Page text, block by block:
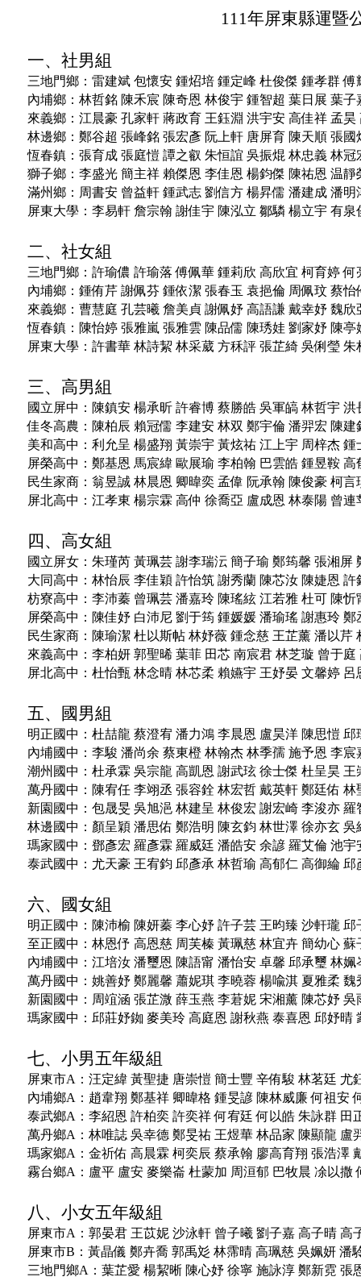
111年屏東縣運暨
一、社男組
三地門鄉： 雷建斌 包懷安 鍾炤培 鍾定峰 杜俊傑 鍾孝群傅
內埔鄉： 林哲銘 陳禾宸 陳奇恩 林俊宇 鍾智超 葉日展 葉子
來義鄉： 江晨豪 孔家軒 蔣政育 王鈺淵 洪宇安 高佳祥 孟昊
林邊鄉： 鄭谷超 張峰銘 張宏彥 阮上軒 唐屏育 陳天順 張國
恆春鎮： 張育成 張庭愷 譚之叡 朱恒誼 吳振焜 林忠義 林冠
獅子鄉： 李盛光 簡主祥 賴傑恩 李佳恩 楊鈞傑 陳祐恩 温靜
滿州鄉： 周書安 曾益軒 鍾武志 劉信方 楊昇儒 潘建成 潘明
屏東大學： 李易軒 詹宗翰 謝佳宇 陳泓立 鄒驎 楊立宇 有泉
二、社女組
三地門鄉： 許瑜儂 許瑜落傅佩華 鍾莉欣 高欣宜 柯育婷何
內埔鄉： 鍾侑芹 謝佩芬 鍾依潔 張春玉 袁挹倫 周佩玟 蔡怡
來義鄉： 曹慧庭 孔芸曦 詹美貞 謝佩妤 高語謙 戴幸妤 魏欣
恆春鎮： 陳怡婷 張雅嵐 張雅雲 陳品儒 陳琇娃 劉家妤 陳亭
屏東大學： 許書華 林詩絜 林采葳 方秝評 張芷綺 吳俐瑩 朱
三、高男組
國立屏中： 陳鎮安 楊承昕 許睿博 蔡勝皓 吳軍皜 林哲宇 洪
佳冬高農： 陳柏辰 賴冠儒 李建安 林双 鄭宇倫 潘羿宏 陳建
美和高中： 利允呈 楊盛翔 黃崇宇 黃炫祐 江上宇 周梓杰 鍾
屏榮高中： 鄭基恩 馬宸緯 歐展瑜 李柏翰 巴雲皓 鍾昱鞍 高
民生家商： 翁昱誠 林晨恩 卿暐奕 孟偉 阮承翰 陳俊豪 柯言
屏北高中： 江孝東 楊宗霖 高仲 徐喬亞 盧成恩 林泰陽 曾連
四、高女組
國立屏女： 朱瑾芮 黃珮芸 謝李瑞沄 簡子瑜 鄭筠馨 張湘屏
大同高中： 林怡辰 李佳穎 許怡筑 謝秀蘭 陳芯汝 陳婕恩 許
枋寮高中： 李沛蓁 曾珮芸 潘嘉玲 陳瑤絃 江若雅 杜可 陳忻
屏榮高中： 陳佳妤 白沛尼 劉于筠 鍾媛媛 潘瑜瑤 謝惠玲 鄭
民生家商： 陳瑜潔 杜以斯帖 林妤薇 鍾念慈 王芷薰 潘以芹
來義高中： 李柏妍 郭聖晞 葉菲 田芯 南宸君 林芝璇 曾于庭
屏北高中： 杜怡甄 林念晴 林芯柔 賴嬿宇 王妤晏 文馨婷 呂
五、國男組
明正國中： 杜喆龍 蔡澄宥 潘力鴻 李晨恩 盧昊洋 陳思愷 邱
內埔國中： 李駿 潘尚余 蔡東橙 林翰杰 林季孺 施予恩 李宸
潮州國中： 杜承霖 吳宗龍 高凱恩 謝武玹 徐士傑 杜呈昊 王
萬丹國中： 陳宥任 李翊丞 張容銓 林宏哲 戴英軒 鄭廷佑 林
新園國中： 包晟旻 吳旭浥 林建呈 林俊宏 謝宏崎 李浚亦 羅
林邊國中： 顏呈穎 潘思佑 鄭浩明 陳玄鈞 林世澤 徐亦玄 吳
瑪家國中： 鄧彥宏 羅彥霖 羅威廷 潘皓安 余諺 羅艾倫 池宇
泰武國中： 尤天豪 王宥鈞 邱彥承 林哲瑜 高郁仁 高御綸 邱
六、國女組
明正國中： 陳沛榆 陳妍蓁 李心妤 許子芸 王昀臻 沙軒瓏 邱
至正國中： 林恩伃 高恩慈 周芙榛 黃珮慈 林宜卉 簡幼心 蘇
內埔國中： 江培汝 潘璽恩 陳語甯 潘怡安 卓馨 邱承璽 林姵
萬丹國中： 姚善妤 鄭麗馨 蕭妮琪 李曉蓉 楊喩淇 夏雅柔 魏
新園國中： 周竩涵 張芷溦 薛玉燕 李莙妮 宋湘薰 陳芯妤 吳
瑪家國中： 邱莊妤銣 麥美玲 高庭恩 謝秋燕 泰喜恩 邱妤晴
七、小男五年級組
屏東市A： 汪定緯 黃聖捷 唐崇愷 簡士豐 辛侑駿 林茗廷 尤
內埔鄉A： 趙韋翔 鄭基祥 卿暐格 鍾旻諺 陳林威廉何祖安
泰武鄉A： 李紹恩 許柏奕 許奕祥何宥廷何以皓 朱詠群 田
萬丹鄉A： 林唯誌 吳幸德 鄭旻祐 王煜華 林品家 陳顯龍 盧
瑪家鄉A： 金祈佑 高晨霖 柯奕辰 蔡承翰 廖高育翔 張浩澤
霧台鄉A： 盧平 盧安 麥樂崙 杜蒙加 周洹郁 巴牧晨 凃以撒
八、小女五年級組
屏東市A： 郭晏君 王苡妮 沙泳軒 曾子曦 劉子嘉 高子晴 高
屏東市B： 黃晶儀 鄭卉喬 郭禹彣 林霈晴 高珮慈 吳姵妍 潘
三地門鄉A： 葉芷愛 楊絜晰 陳心妤 徐寧 施詠淳 鄭新霓 張